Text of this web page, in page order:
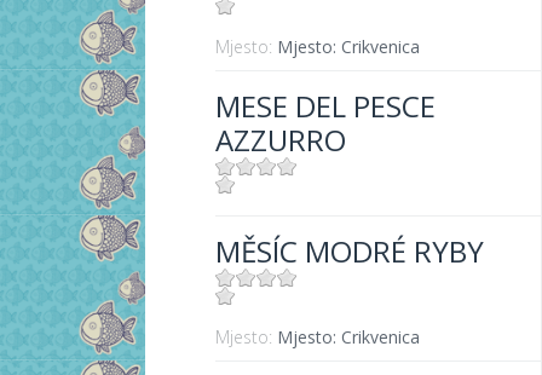
Mjesto: Mjesto: Crikvenica
MESE DEL PESCE
AZZURRO
MĚSÍC MODRÉ RYBY
Mjesto: Mjesto: Crikvenica